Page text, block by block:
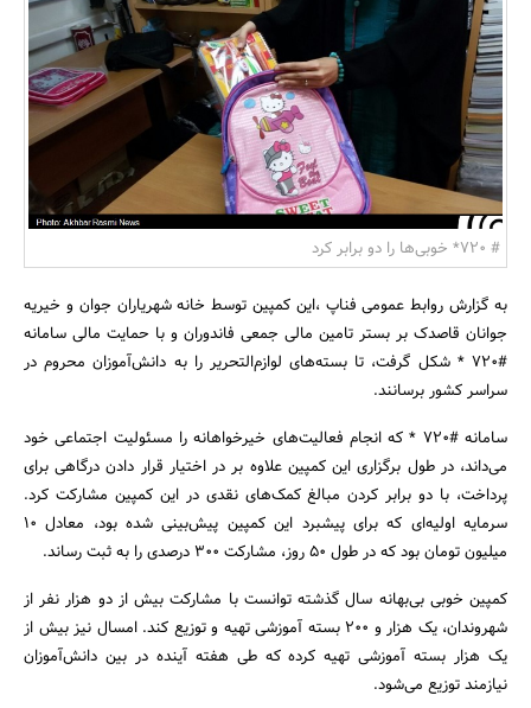
بانک، بیمه و سرمایه
مسکن و ساختمان
جستجو
# 720* خوبی‌ها را دو برابر کرد
به گزارش روابط عمومی فناپ ،این کمپین توسط خانه شهریاران جوان و خیریه
جوانان قاصدک بر بستر تامین مالی جمعی فاندوران و با حمایت مالی سامانه
#720 * شکل گرفت، تا بسته‌های لوازم‌التحریر را به دانش‌آموزان محروم در
سراسر کشور برسانند.
سامانه #720 * که انجام فعالیت‌های خیرخواهانه را مسئولیت اجتماعی خود
می‌داند، در طول برگزاری این کمپین علاوه بر در اختیار قرار دادن درگاهی برای
پرداخت، با دو برابر کردن مبالغ کمک‌های نقدی در این کمپین مشارکت کرد.
سرمایه اولیه‌ای که برای پیشبرد این کمپین پیش‌بینی شده بود، معادل 10
میلیون تومان بود که در طول 50 روز، مشارکت 300 درصدی را به ثبت رساند.
کمپین خوبی بی‌بهانه سال گذشته توانست با مشارکت بیش از دو هزار نفر از
شهروندان، یک هزار و 200 بسته آموزشی تهیه و توزیع کند. امسال نیز بیش از
یک هزار بسته آموزشی تهیه کرده که طی هفته آینده در بین دانش‌آموزان
نیازمند توزیع می‌شود.